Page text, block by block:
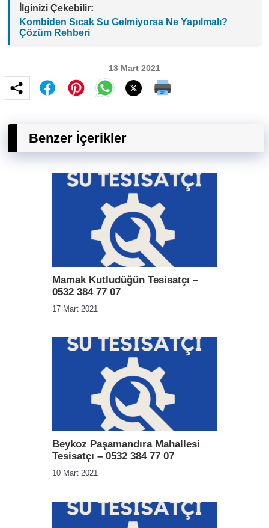
İlginizi Çekebilir:
Kombiden Sıcak Su Gelmiyorsa Ne Yapılmalı?
Çözüm Rehberi
13 Mart 2021
Benzer İçerikler
Mamak Kutludüğün Tesisatçı –
0532 384 77 07
17 Mart 2021
Beykoz Paşamandıra Mahallesi
Tesisatçı – 0532 384 77 07
10 Mart 2021